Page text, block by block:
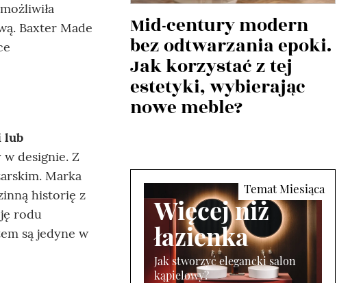
Baxter Made
lub
designie. Z
Marka
historię z
rodu
są jedyne w
Mid-century modern
bez odtwarzania epoki.
Jak korzystać z tej
estetyki, wybierając
nowe meble?
Więcej niż
łazienka
Jak stworzyć elegancki salon
kąpielowy?